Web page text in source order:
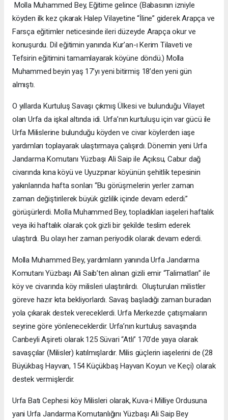
Molla Muhammed Bey, Eğitime gelince (Babasının izniyle
köyden ilk kez çıkarak Halep Vilayetine “İline” giderek Arapça ve
Farsça eğitimler neticesinde ileri düzeyde Arapça okur ve
konuşurdu. Dil eğitimin yanında Kur’an-ı Kerim Tilaveti ve
Tefsirin eğitimini tamamlayarak köyüne döndü.) Molla
Muhammed beyin yaş 17’yı yeni bitirmiş 18’den yeni gün
almıştı.
O yıllarda Kurtuluş Savaşı çıkmış Ülkesi ve bulunduğu Vilayet
olan Urfa da işkal altında idi. Urfa’nın kurtuluşu için var gücü ile
Urfa Milislerine bulunduğu köyden ve civar köylerden iaşe
yardımları toplayarak ulaştırmaya çalışırdı. Dönemin yeni Urfa
Jandarma Komutanı Yüzbaşı Ali Saip ile Açıksu, Cabur dağ
civarında kına köyü ve Uyuzpınar köyünün şehitlik tepesinin
yakınlarında hafta sonları “Bu görüşmelerin yerler zaman
zaman değiştirilerek büyük gizlilik içinde devam ederdi.”
görüşürlerdi. Molla Muhammed Bey, topladıkları iaşeleri haftalık
veya iki haftalık olarak çok gizli bir şekilde teslim ederek
ulaştırdı. Bu olayı her zaman periyodik olarak devam ederdi.
Molla Muhammed Bey, yardımların yanında Urfa Jandarma
Komutanı Yüzbaşı Ali Saib’ten alınan gizili emir “Talimatları” ile
köy ve civarında köy milisleri ulaştırılırdı. Oluşturulan milistler
göreve hazır kıta bekliyorlardı. Savaş başladığı zaman buradan
yola çıkarak destek vereceklerdi. Urfa Merkezde çatışmaların
seyrine göre yönleneceklerdir. Urfa’nın kurtuluş savaşında
Canbeyli Aşireti olarak 125 Süvari “Atlı” 170’de yaya olarak
savaşçılar (Milisler) katılmışlardır. Milis güçlerin iaşelerini de (28
Büyükbaş Hayvan, 154 Küçükbaş Hayvan Koyun ve Keçi) olarak
destek vermişlerdir.
Urfa Batı Cephesi köy Milisleri olarak, Kuva-i Milliye Ordusuna
yani Urfa Jandarma Komutanlığını Yüzbaşı Ali Saip Bey